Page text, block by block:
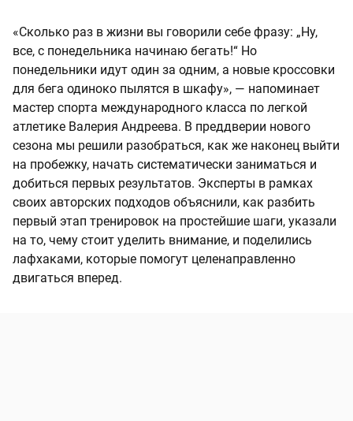
«Сколько раз в жизни вы говорили себе фразу: „Ну,
все, с понедельника начинаю бегать!“ Но
понедельники идут один за одним, а новые кроссовки
для бега одиноко пылятся в шкафу», — напоминает
мастер спорта международного класса по легкой
атлетике Валерия Андреева. В преддверии нового
сезона мы решили разобраться, как же наконец выйти
на пробежку, начать систематически заниматься и
добиться первых результатов. Эксперты в рамках
своих авторских подходов объяснили, как разбить
первый этап тренировок на простейшие шаги, указали
на то, чему стоит уделить внимание, и поделились
лафхаками, которые помогут целенаправленно
двигаться вперед.